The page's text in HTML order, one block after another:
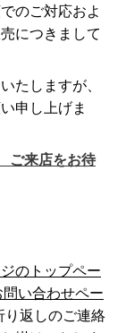
のご対応およ
につきまして
たしますが、
申し上げま
ご来店をお待
のトップペー
い合わせペー
り返しのご連絡